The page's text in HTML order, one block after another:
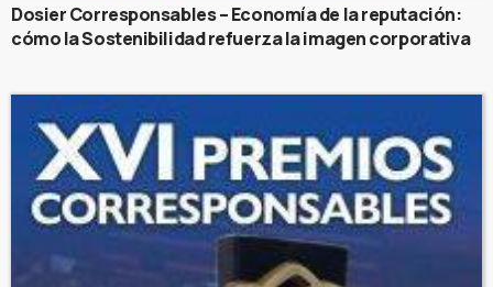
Dosier Corresponsables – Economía de la reputación:
cómo la Sostenibilidad refuerza la imagen corporativa